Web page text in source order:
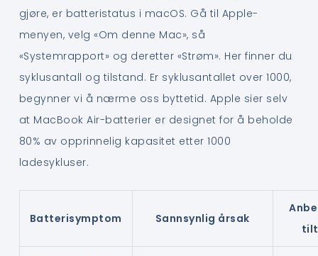
gjøre, er batteristatus i macOS. Gå til Apple-
menyen, velg «Om denne Mac», så
«Systemrapport» og deretter «Strøm». Her finner du
syklusantall og tilstand. Er syklusantallet over 1000,
begynner vi å nærme oss byttetid. Apple sier selv
at MacBook Air-batterier er designet for å beholde
80% av opprinnelig kapasitet etter 1000
ladesykluser.
Batterisymptom Sannsynlig årsak